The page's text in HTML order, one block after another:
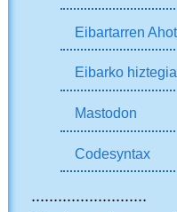
Eibartarren
Eibarko hiztegia
Mastodon
Codesyntax
..........................